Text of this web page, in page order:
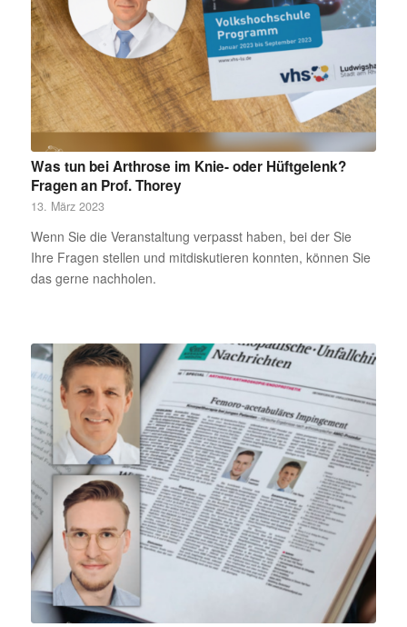
Was tun bei Arthrose im Knie- oder Hüftgelenk?
Fragen an Prof. Thorey
13. März 2023
Wenn Sie die Veranstaltung verpasst haben, bei der Sie
Ihre Fragen stellen und mitdiskutieren konnten, können Sie
das gerne nachholen.